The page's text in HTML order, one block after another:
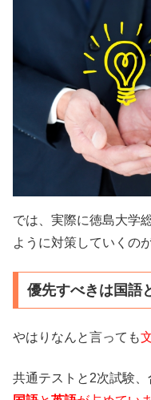
では、実際に徳島大学
ように対策していくの
優先すべきは国語
やはりなんと言っても
共通テストと2次試験、